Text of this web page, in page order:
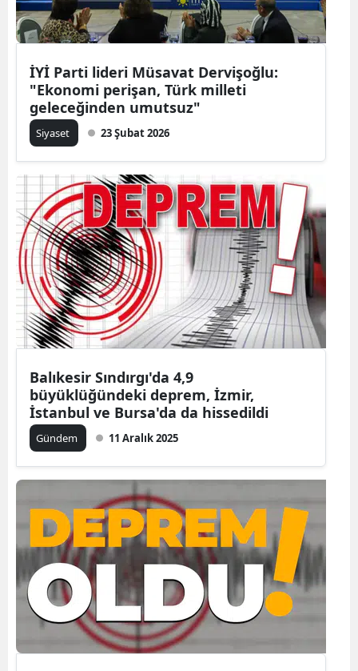
İYİ Parti lideri Müsavat Dervişoğlu:
"Ekonomi perişan, Türk milleti
geleceğinden umutsuz"
Siyaset 23 Şubat 2026
Balıkesir Sındırgı'da 4,9
büyüklüğündeki deprem, İzmir,
İstanbul ve Bursa'da da hissedildi
Gündem 11 Aralık 2025